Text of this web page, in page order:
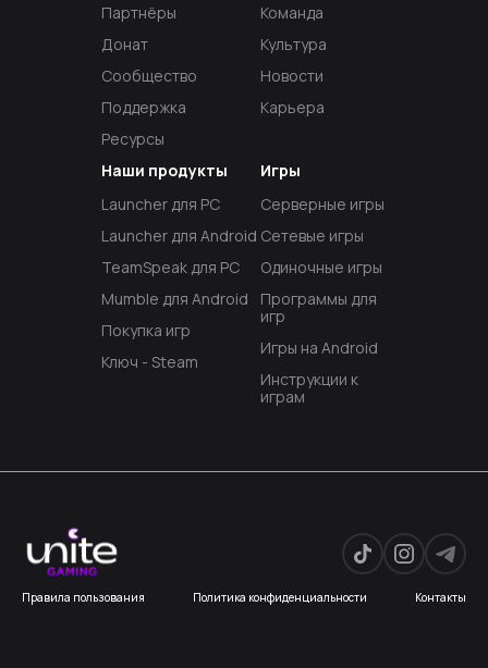
Партнёры
Донат
Сообщество
Поддержка
Ресурсы
Наши продукты
Launcher для PC
Launcher для Android
TeamSpeak для PC
Mumble для Android
Покупка игр
Ключ - Steam
Игры
Серверные игры
Сетевые игры
Одиночные игры
Программы для
игр
Игры на Android
Инструкции к
играм
Команда
Культура
Новости
Карьера
Правила пользования Политика конфиденциальности Контакты